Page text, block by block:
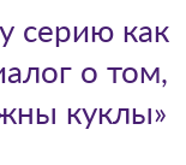
серию как
о том,
куклы»